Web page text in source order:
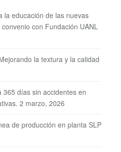
la educación de las nuevas
con Fundación UANL
la textura y la calidad
días sin accidentes en
2 marzo, 2026
de producción en planta SLP